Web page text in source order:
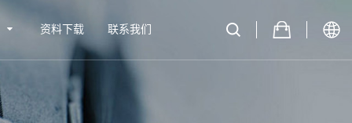
资料下载 联系我们